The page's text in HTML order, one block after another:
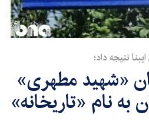
نتیجه داد؛
«شهید مطهری»
نام «تاریخانه»